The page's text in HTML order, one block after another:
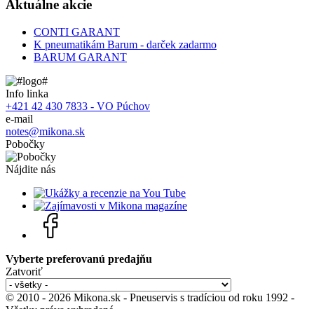
Aktuálne akcie
CONTI GARANT
K pneumatikám Barum - darček zadarmo
BARUM GARANT
Info linka
+421 42 430 7833 - VO Púchov
e-mail
notes@mikona.sk
Pobočky
Nájdite nás
Vyberte preferovanú predajňu
Zatvoriť
© 2010 - 2026 Mikona.sk - Pneuservis s tradíciou od roku 1992 -